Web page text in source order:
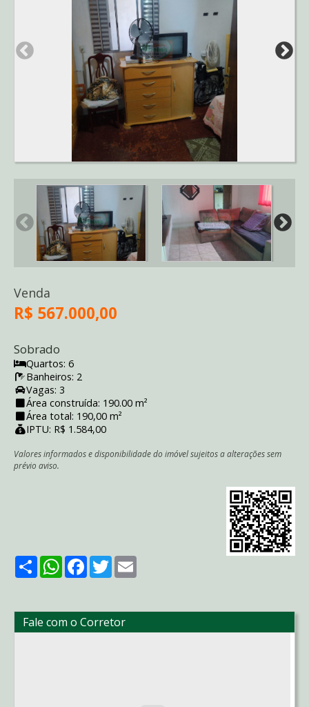
Venda
R$ 567.000,00
Sobrado
Quartos: 6
Banheiros: 2
Vagas: 3
Área construída: 190.00 m²
Área total: 190,00 m²
IPTU: R$ 1.584,00
Valores informados e disponibilidade do imóvel sujeitos a alterações sem
prévio aviso.
ShareWhatsApp
Facebook
Twitter
Fale com o Corretor